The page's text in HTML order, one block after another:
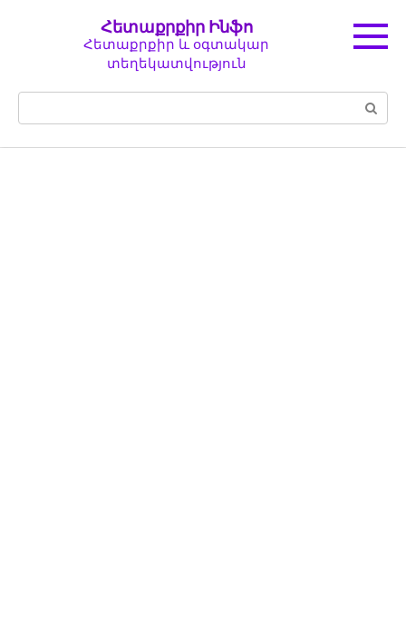
Հետաքրքիր Ինֆո
Հետաքրքիր և օգտակար
տեղեկատվություն